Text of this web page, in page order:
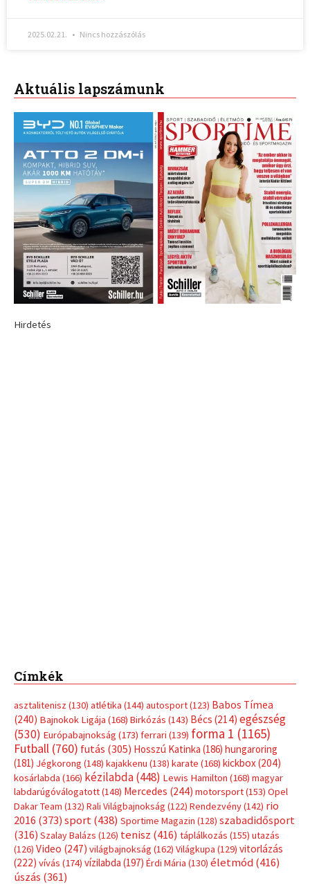
2025.02.21. Nincs hozzászólás
Aktuális lapszámunk
Hirdetés
Címkék
asztalitenisz (130) atlétika (144) autosport(123) Babos Tímea
(240) Bajnokok Ligája (168) Birkózás (143) Bécs (214) egészség
(530) Európabajnokság (173) ferrari (139) forma 1 (1165)
Futball (760) futás (305) Hosszú Katinka (186) hungaroring
(181) Jégkorong (148) kajakkenu (138) karate (168) kickbox(204)
kosárlabda (166) kézilabda(448) Lewis Hamilton (168) magyar
labdarúgóválogatott(148) Mercedes (244) motorsport(153) Opel
Dakar Team (132) Rali Világbajnokság (122) Rendezvény(142) rio
2016 (373) sport(438) Sportime Magazin (128) szabadidősport
(316) Szalay Balázs (126) tenisz (416) táplálkozás (155) utazás
(126) Video (247) világbajnokság (162) Világkupa (129) vitorlázás
(222) vívás (174) vízilabda (197) Érdi Mária (130) életmód(416)
úszás (361)